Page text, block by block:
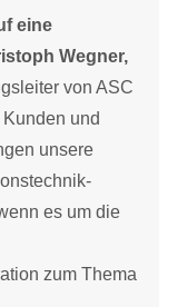
eine
Wegner,
von ASC
und
unsere
es um die
zum Thema